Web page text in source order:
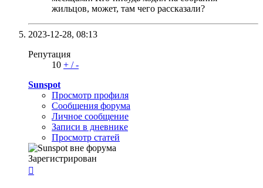
жильцов, может, там чего рассказали?
2023-12-28, 08:13
Репутация
10 + /-
Sunspot
Просмотр профиля
Сообщения форума
Личное сообщение
Записи в дневнике
Просмотр статей
Зарегистрирован
